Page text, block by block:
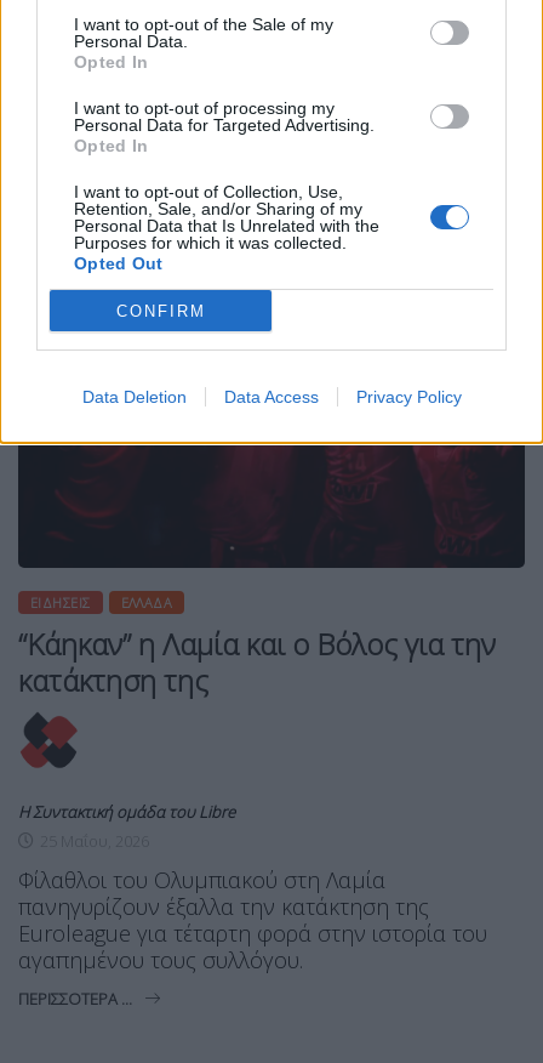
I want to opt-out of the Sale of my
Personal Data.
Opted In
I want to opt-out of processing my
Personal Data for Targeted Advertising.
Opted In
I want to opt-out of Collection, Use,
Retention, Sale, and/or Sharing of my
Personal Data that Is Unrelated with the
Purposes for which it was collected.
Opted Out
CONFIRM
Data Deletion Data Access Privacy Policy
Ο Γιάννης Αντετοκούνμπο βρέθηκε στην Ελλάδα
και το «Telekom Center» για να παρακολουθήσει
Ρεάλ Μαδρίτης.
ΠΕΡΙΣΣΌΤΕΡΑ ...
ΕΙΔΉΣΕΙΣ ΕΛΛΆΔΑ
“Κάηκαν” η Λαμία και ο Βόλος για την
κατάκτηση της
Η Συντακτική ομάδα του Libre
Φίλαθλοι του Ολυμπιακού στη Λαμία
πανηγυρίζουν έξαλλα την κατάκτηση της
Euroleague για τέταρτη φορά στην ιστορία του
αγαπημένου τους συλλόγου.
ΠΕΡΙΣΣΌΤΕΡΑ ...